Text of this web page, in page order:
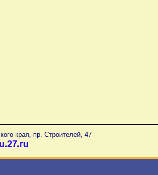
края, пр. Строителей, 47